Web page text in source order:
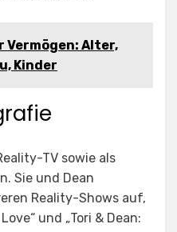
Vermögen: Alter,
Kinder
TV sowie als
Sie und Dean
Reality-Shows auf,
und „Tori & Dean: